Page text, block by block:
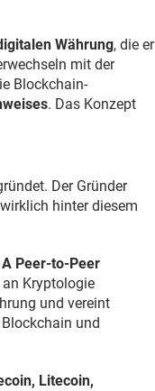
Währung, die er
mit der
Blockchain-
. Das Konzept
Der Gründer
hinter diesem
Peer-to-Peer
Kryptologie
und vereint
und
Litecoin,